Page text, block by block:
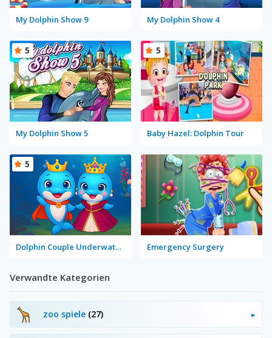
My Dolphin Show 9 My Dolphin Show 4
My Dolphin Show 5
5
Baby Hazel: Dolphin Tour
5
Dolphin Couple Underwater Dress Up
5
Emergency Surgery
Verwandte Kategorien
zoo spiele (27)